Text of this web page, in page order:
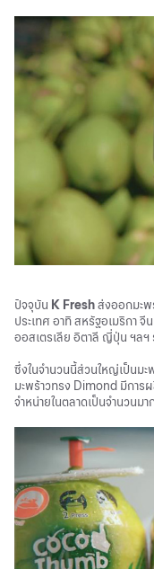
ปัจจุบัน K Freshส่งออกมะพ
ประเทศ อาทิ สหรัฐอเมริกา จี
ออสเตรเลีย อิตาลี ญี่ปุ่น ฯล
ซึ่งในจำนวนนี้ส่วนใหญ่เป็นมะ
มะพร้าวทรง Dimond มีการ
จำหน่ายในตลาดเป็นจำนวนมา